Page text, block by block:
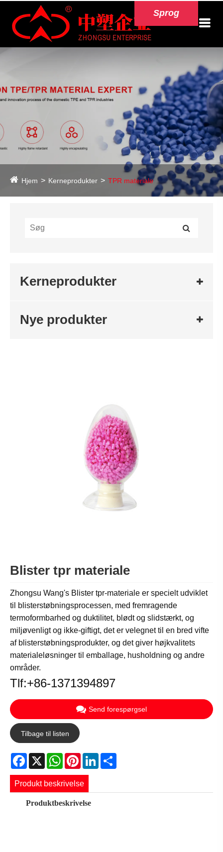
Sprog
Hjem Kerneprodukter TPR materiale
Kerneprodukter
Nye produkter
Blister tpr materiale
Zhongsu Wang's Blister tpr-materiale er specielt udviklet
til blisterstøbningsprocessen, med fremragende
termoformbarhed og duktilitet, blødt og slidstærkt, og
miljøvenligt og ikke-giftigt, det er velegnet til en bred vifte
af blisterstøbningsprodukter, og det giver højkvalitets
materialeløsninger til emballage, husholdning og andre
områder.
Tlf:+86-1371394897
Send forespørgsel
Tilbage til listen
Facebook
X WhatsApp
PinterestLinkedIn
Produkt beskrivelse
Produktbeskrivelse